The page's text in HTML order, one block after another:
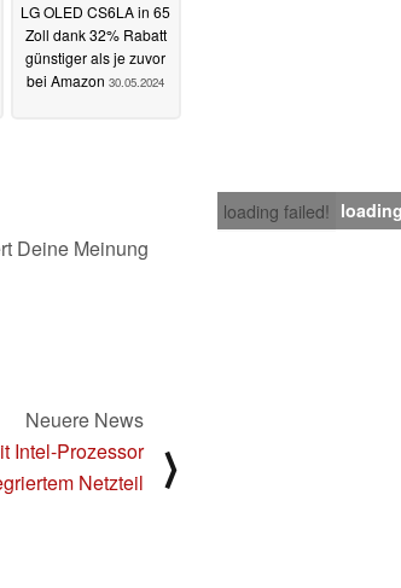
LG OLED CS6LA in 65
Zoll dank 32% Rabatt
günstiger als je zuvor
bei Amazon 30.05.2024
loading failed!
Deine Meinung
Neuere News
Intel-Prozessor
Netzteil
⟩